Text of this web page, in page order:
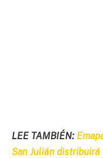
LEE TAMBIÉN:
San Julián